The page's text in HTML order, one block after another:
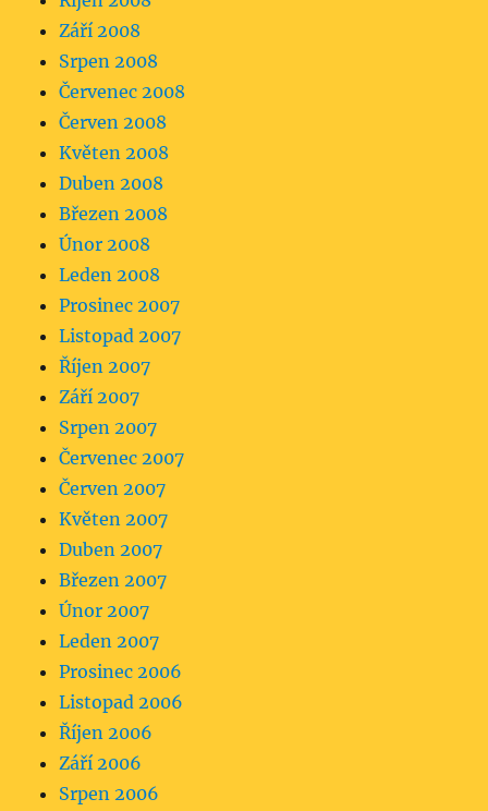
Září 2008
Srpen 2008
Červenec 2008
Červen 2008
Květen 2008
Duben 2008
Březen 2008
Únor 2008
Leden 2008
Prosinec 2007
Listopad 2007
Říjen 2007
Září 2007
Srpen 2007
Červenec 2007
Červen 2007
Květen 2007
Duben 2007
Březen 2007
Únor 2007
Leden 2007
Prosinec 2006
Listopad 2006
Říjen 2006
Září 2006
Srpen 2006